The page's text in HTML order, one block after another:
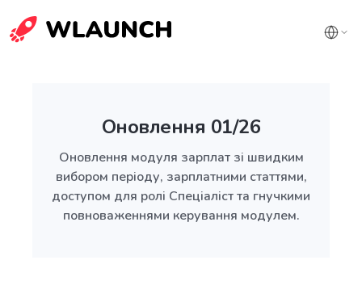
Оновлення 01/26
Оновлення модуля зарплат зі швидким
вибором періоду, зарплатними статтями,
доступом для ролі Спеціаліст та гнучкими
повноваженнями керування модулем.